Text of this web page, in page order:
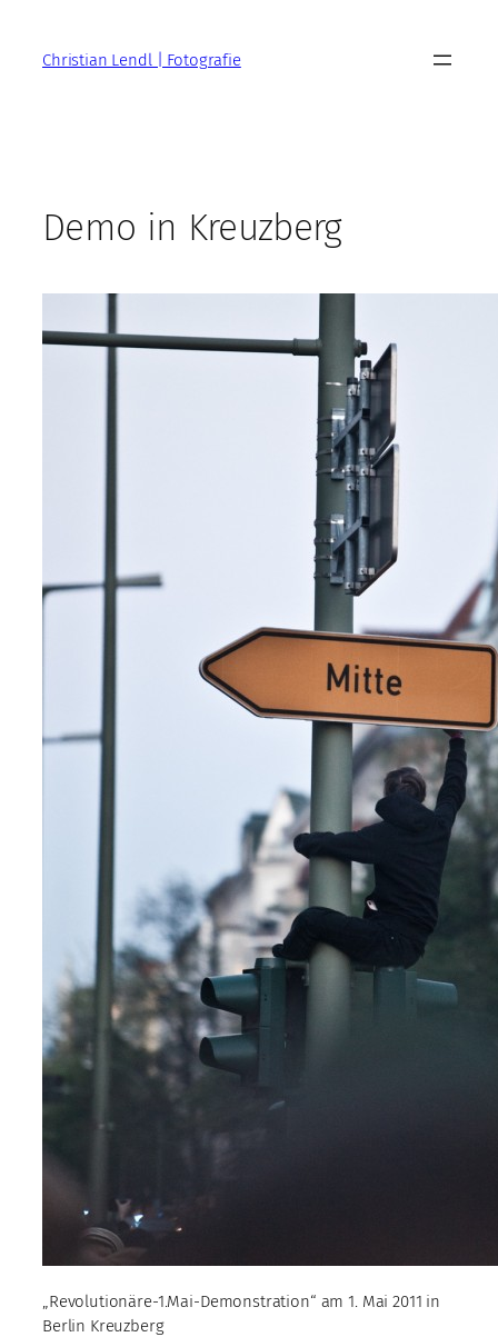
springenChristian Lendl | Fotografie
Demo in Kreuzberg
„Revolutionäre-1.Mai-Demonstration“ am 1. Mai 2011 in
Berlin Kreuzberg